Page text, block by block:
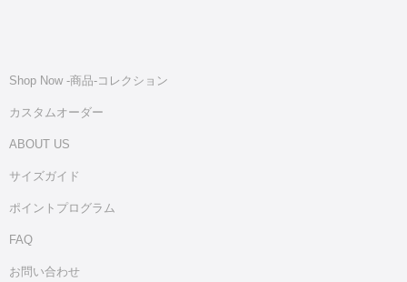
Shop Now -商品‐コレクション
カスタムオーダー
ABOUT US
サイズガイド
ポイントプログラム
FAQ
お問い合わせ